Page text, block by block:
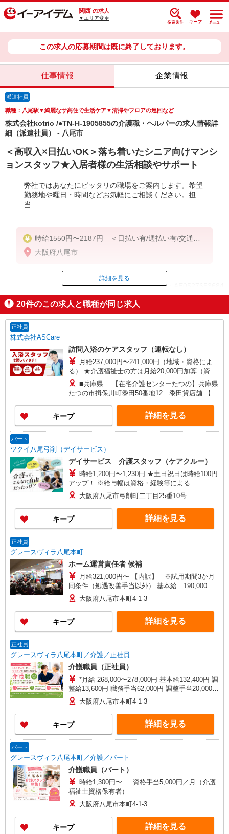
関西 の求人
▼エリア変更
この求人の応募期間は既に終了しております。
仕事情報 企業情報
派遣社員
職種：八尾駅▼綺麗なサ高住で生活ケア▼清掃やフロアの巡回など
株式会社kotrio /●TN-H-1905855の介護職・ヘルパーの求人情報詳
細（派遣社員） - 八尾市
＜高収入×日払いOK＞落ち着いたシニア向けマンシ
ョンスタッフ★入居者様の生活相談やサポート
弊社ではあなたにピッタリの職場をご案内します。希望
勤務地や曜日・時間などお気軽にご相談ください。担
当...
時給1550円〜2187円 ＜日払い有/週払い有/交通費
全支給(ガソリン代含む)＞
大阪府八尾市
ID：AE0527653684
掲載期間終了
詳細を見る
20件のこの求人と職種が同じ求人
正社員
株式会社ASCare
訪問入浴のケアスタッフ（運転なし）
月給237,000円〜241,000円（地域・資格によ
る） ★介護福祉士の方は月給20,000円加算（資格
手当） 別途交通費支給（30,000円上限／月） 別途
残業手当（月平均残業時間15時間）残業代全額支
給
■兵庫県 【在宅介護センターたつの】兵庫県
たつの市揖保川町黍田50番地12 黍田貸店舗 【在
ノ緒町二丁目8番地18 KOEI IDA Bldg 101号室
【在宅介護センターはりま】兵庫県加古川市加古
川町北在家2648番地 ロイヤルコーポ加古川103
富田林市甲田一丁目3番地6 アプローズ富田林
102号室 【在宅介護センター豊中】大阪府豊中市
庄内西町二丁目15番地8 グランツ豊中 1階2号
室 【在宅介護センター八尾】大阪府八尾市若林町
三丁目144番地2
キープ 詳細を見る
パート
ツクイ八尾弓削（デイサービス）
デイサービス 介護スタッフ（ケアクルー）
時給1,200円〜1,230円 ★土日祝日は時給100円
アップ！ ※給与幅は資格・経験等による
大阪府八尾市弓削町二丁目25番10号
キープ 詳細を見る
正社員
グレースヴィラ八尾本町
ホーム運営責任者 候補
月給321,000円〜 【内訳】 ※試用期間3か月
同条件（処遇改善手当以外） 基本給 190,000円
調整給 28,500円 職務手当 31,000円 初任給調
整手当 1,500円 処遇改善手当70,000円〜（※処
遇改善手当のみ試用期間経過後より支給） ※処遇
改善手当の金額は、一例となります。 前職のご
経験を勘案して決定します。
大阪府八尾市本町4-1-3
キープ 詳細を見る
正社員
グレースヴィラ八尾本町／介護／正社員
介護職員（正社員）
*月給 268,000〜278,000円 基本給132,400円 調
整給13,600円 職務手当62,000円 調整手当20,000円
夜勤手当5,000円／回（月4回程度）※ 処遇改善手
当20,000円〜／月※ 資格手当10,000円/月（介護福
祉士資格保有の方） *試用期間中の月給 228,000〜
238,000円 ※試用期間3ヶ月経過後から支給 夜勤
手当5,000円／回（月4回程度） 処遇改善手当
大阪府八尾市本町4-1-3
キープ 詳細を見る
パート
グレースヴィラ八尾本町／介護／パート
介護職員（パート）
時給1,300円〜 資格手当5,000円／月（介護
福祉士資格保有者）
大阪府八尾市本町4-1-3
キープ 詳細を見る